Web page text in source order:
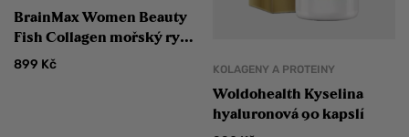
BrainMax Women Beauty
Fish Collagen mořský rybí
kolagen Naticol®
899 Kč KOLAGENY A PROTEINY
Woldohealth Kyselina
hyaluronová 90 kapslí